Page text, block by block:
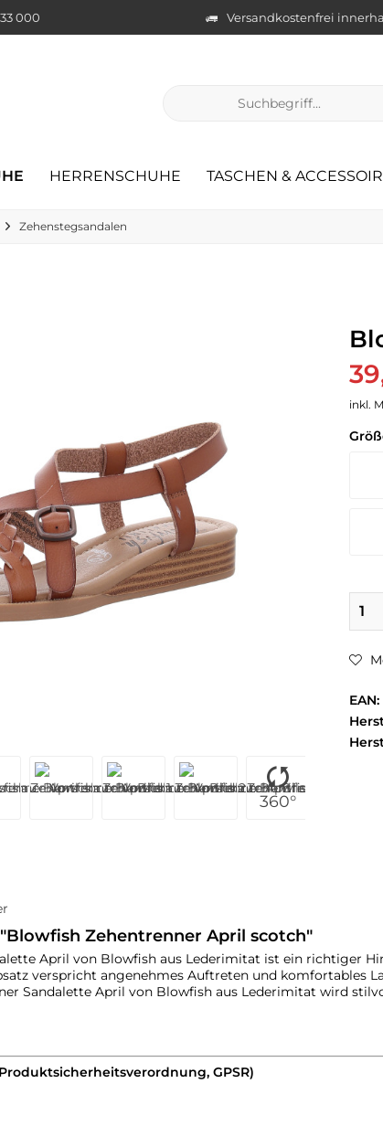
000 Versandkostenfrei
HERRENSCHUHE TASCHEN &
Zehenstegsandalen
360°
inkl.
EAN:
Zehentrenner April scotch"
April von Blowfish aus Lederimitat ist ein richtiger
verspricht angenehmes Auftreten und komfortables
Sandalette April von Blowfish aus Lederimitat wird
GPSR)